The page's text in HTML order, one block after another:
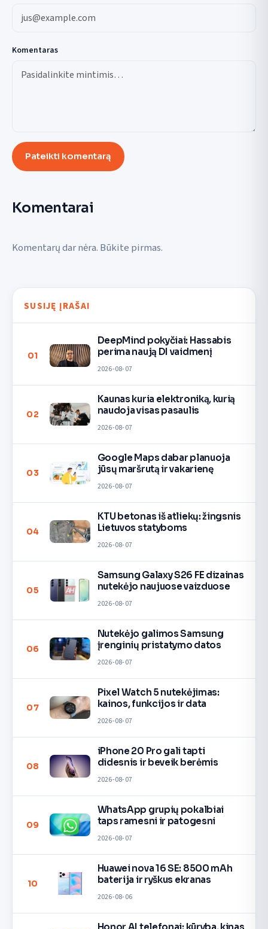
Komentaras
Pateikti komentarą
Komentarai
Komentarų dar nėra. Būkite pirmas.
SUSIJĘ ĮRAŠAI
01
DeepMind pokyčiai: Hassabis
perima naują DI vaidmenį
2026-08-07
02
Kaunas kuria elektroniką, kurią
naudoja visas pasaulis
2026-08-07
03
Google Maps dabar planuoja
jūsų maršrutą ir vakarienę
2026-08-07
04
KTU betonas iš atliekų: žingsnis
Lietuvos statyboms
2026-08-07
05
Samsung Galaxy S26 FE dizainas
nutekėjo naujuose vaizduose
2026-08-07
06
Nutekėjo galimos Samsung
įrenginių pristatymo datos
2026-08-07
07
Pixel Watch 5 nutekėjimas:
kainos, funkcijos ir data
2026-08-07
08
iPhone 20 Pro gali tapti
didesnis ir beveik berėmis
2026-08-07
09
WhatsApp grupių pokalbiai
taps ramesni ir patogesni
2026-08-07
10
Huawei nova 16 SE: 8500 mAh
baterija ir ryškus ekranas
2026-08-06